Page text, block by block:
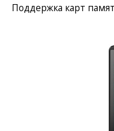
Поддержка карт